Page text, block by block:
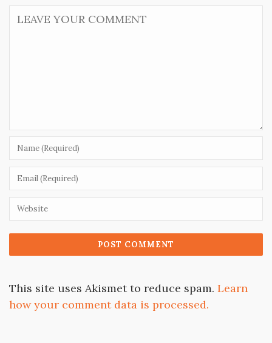
This site uses Akismet to reduce spam. Learn
how your comment data is processed.